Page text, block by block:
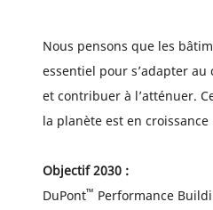
Nous pensons que les
essentiel pour s’adapter
et contribuer à l’atténuer.
la planète est en croissance
Objectif 2030 :
DuPont™ Performance